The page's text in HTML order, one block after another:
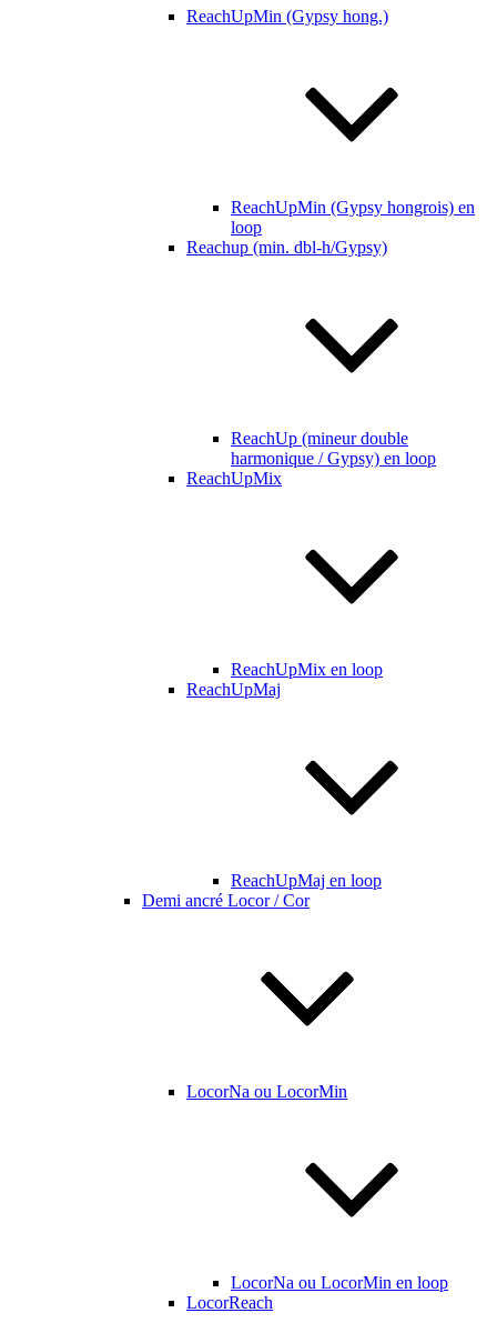
ReachUpMin (Gypsy hong.)
ReachUpMin (Gypsy hongrois) en
loop
Reachup (min. dbl-h/Gypsy)
ReachUp (mineur double
harmonique / Gypsy) en loop
ReachUpMix
ReachUpMix en loop
ReachUpMaj
ReachUpMaj en loop
Demi ancré Locor / Cor
LocorNa ou LocorMin
LocorNa ou LocorMin en loop
LocorReach